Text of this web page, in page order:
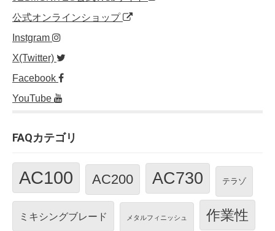
k
公式オンラインショップ
Instgram
X(Twitter)
Facebook
YouTube
FAQカテゴリ
AC100 AC200 AC730 テラゾ
ミキシングブレード メタルフィニッシュ 作業性